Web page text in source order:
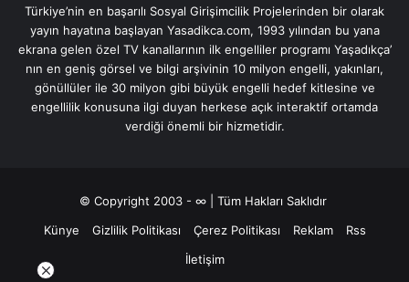
Türkiye’nin en başarılı Sosyal Girişimcilik Projelerinden bir olarak
yayın hayatına başlayan Yasadikca.com, 1993 yılından bu yana
ekrana gelen özel TV kanallarının ilk engelliler programı Yaşadıkça’
nın en geniş görsel ve bilgi arşivinin 10 milyon engelli, yakınları,
gönüllüler ile 30 milyon gibi büyük engelli hedef kitlesine ve
engellilik konusuna ilgi duyan herkese açık interaktif ortamda
verdiği önemli bir hizmetidir.
© Copyright 2003 - ∞ | Tüm Hakları Saklıdır
Künye
Gizlilik Politikası Çerez Politikası Reklam
Rss
İletişim